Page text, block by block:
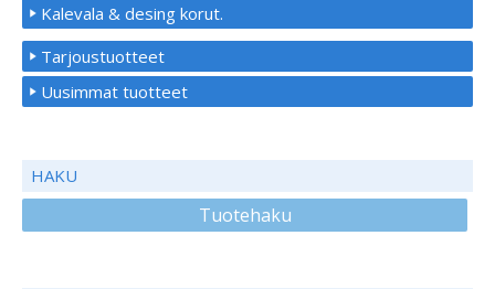
Kalevala & desing korut.
Tarjoustuotteet
Uusimmat tuotteet
HAKU
Tuotehaku